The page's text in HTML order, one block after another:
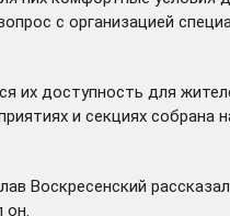
с организацией
их доступность для
и секциях собрана
Воскресенский